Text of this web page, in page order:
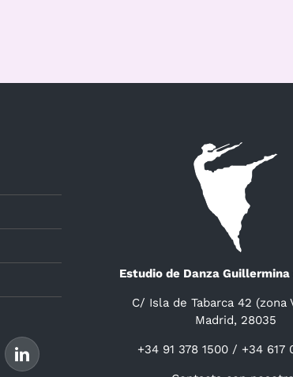
Estudio de Danza Guillermina
C/ Isla de Tabarca 42 (zona
Madrid, 28035
+34 91 378 1500 / +34 617